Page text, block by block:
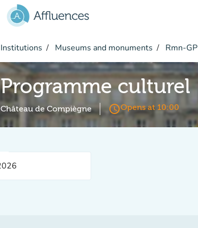
Institutions Museums and monuments Rmn-GP
Programme culturel
Château de Compiègne access_timeOpens at 10:00